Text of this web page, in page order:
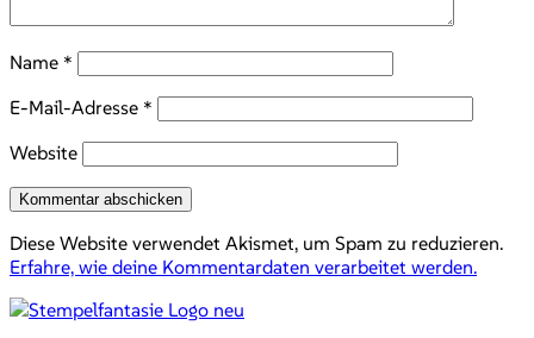
Name *
E-Mail-Adresse *
Website
Diese Website verwendet Akismet, um Spam zu reduzieren.
Erfahre, wie deine Kommentardaten verarbeitet werden.